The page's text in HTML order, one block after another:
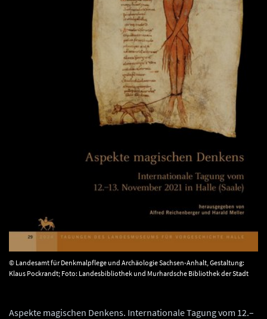
© Landesamt für Denkmalpflege und Archäologie Sachsen-Anhalt, Gestaltung:
Klaus Pockrandt; Foto: Landesbibliothek und Murhardsche Bibliothek der Stadt
Aspekte magischen Denkens. Internationale Tagung vom 12.–